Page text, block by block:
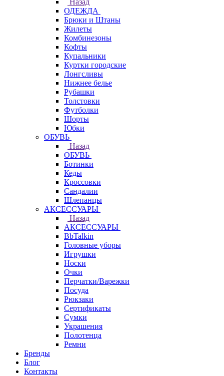
Назад
ОДЕЖДА
Брюки и Штаны
Жилеты
Комбинезоны
Кофты
Купальники
Куртки городские
Лонгсливы
Нижнее белье
Рубашки
Толстовки
Футболки
Шорты
Юбки
ОБУВЬ
Назад
ОБУВЬ
Ботинки
Кеды
Кроссовки
Сандалии
Шлепанцы
АКСЕССУАРЫ
Назад
АКСЕССУАРЫ
BbTalkin
Головные уборы
Игрушки
Носки
Очки
Перчатки/Варежки
Посуда
Рюкзаки
Сертификаты
Сумки
Украшения
Полотенца
Ремни
Бренды
Блог
Контакты